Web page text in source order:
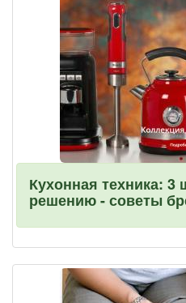
Кухонная техника: 3
решению - советы